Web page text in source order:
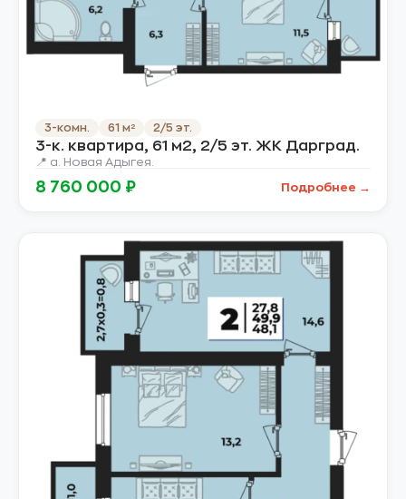
3-комн. 61 м² 2/5 эт.
3-к. квартира, 61 м2, 2/5 эт. ЖК Дарград.
📍 а. Новая Адыгея.
8 760 000 ₽ Подробнее →